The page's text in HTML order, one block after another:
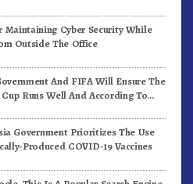
Maintaining Cyber Security While
Outside The Office
And FIFA Will Ensure The
Runs Well And According To
Government Prioritizes The Use
Produced COVID-19 Vaccines